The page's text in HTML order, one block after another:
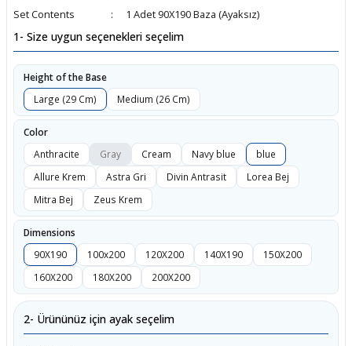
Set Contents
1 Adet 90X190 Baza (Ayaksız)
1- Size uygun seçenekleri seçelim
Height of the Base
Large (29 Cm)
Medium (26 Cm)
Color
Anthracite
Gray Cream Navy blue
blue
Allure Krem
Astra Gri Divin Antrasit
Lorea Bej
Mitra Bej
Zeus Krem
Dimensions
90X190
100x200 120X200 140X190
150X200
160X200
180X200 200X200
2- Ürününüz için ayak seçelim